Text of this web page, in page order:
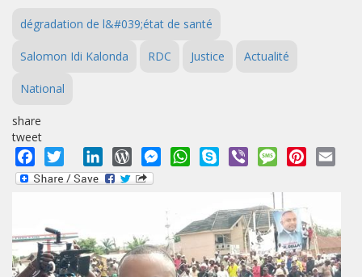
dégradation de l&#039;état de santé
Salomon Idi Kalonda RDC Justice Actualité
National
share
tweet
Facebook
Twitter LinkedInWordPressMessengerWhatsApp
Skype Viber MessagePinterest